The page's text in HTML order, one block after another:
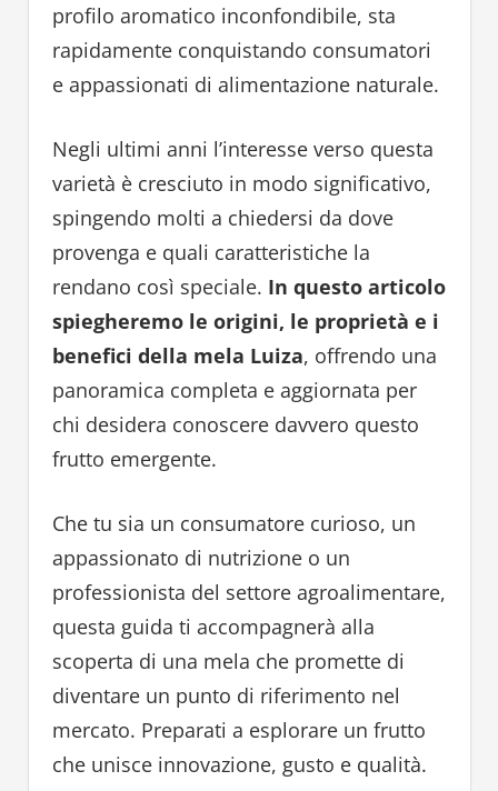
profilo aromatico inconfondibile, sta
rapidamente conquistando consumatori
e appassionati di alimentazione naturale.
Negli ultimi anni l’interesse verso questa
varietà è cresciuto in modo significativo,
spingendo molti a chiedersi da dove
provenga e quali caratteristiche la
rendano così speciale. In questo articolo
spiegheremo le origini, le proprietà e i
benefici della mela Luiza, offrendo una
panoramica completa e aggiornata per
chi desidera conoscere davvero questo
frutto emergente.
Che tu sia un consumatore curioso, un
appassionato di nutrizione o un
professionista del settore agroalimentare,
questa guida ti accompagnerà alla
scoperta di una mela che promette di
diventare un punto di riferimento nel
mercato. Preparati a esplorare un frutto
che unisce innovazione, gusto e qualità.